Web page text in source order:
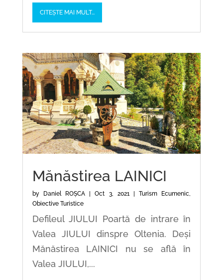
CITEȘTE MAI MULT...
Mănăstirea LAINICI
by Daniel ROȘCA |Oct 3, 2021 |Turism Ecumenic
Obiective Turistice
Defileul JIULUI Poartă de intrare în
Valea JIULUI dinspre Oltenia. Deși
Mănăstirea LAINICI nu se află în
Valea JIULUI,...